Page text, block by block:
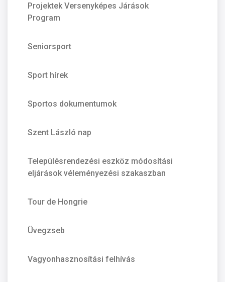
Projektek Versenyképes Járások
Program
Seniorsport
Sport hírek
Sportos dokumentumok
Szent László nap
Településrendezési eszköz módosítási
eljárások véleményezési szakaszban
Tour de Hongrie
Üvegzseb
Vagyonhasznosítási felhívás